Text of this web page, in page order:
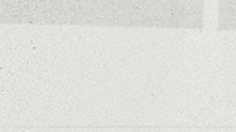
く、質感の表現も自在に
もご相談して下さいね。